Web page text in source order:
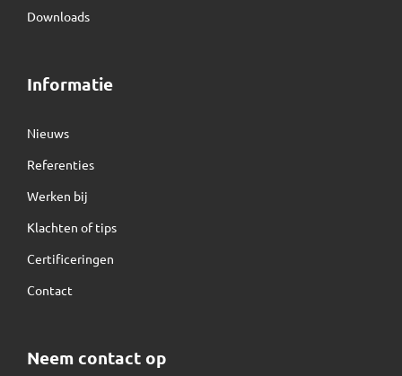
Downloads
Informatie
Nieuws
Referenties
Werken bij
Klachten of tips
Certificeringen
Contact
Neem contact op